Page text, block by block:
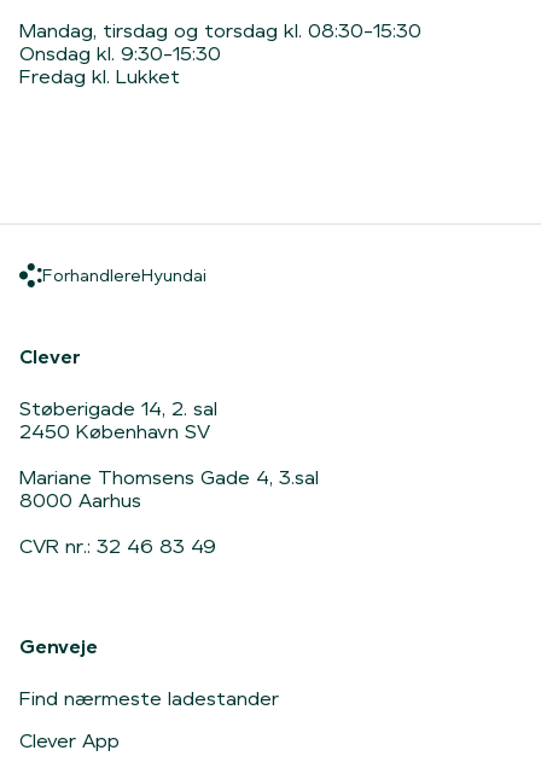
Mandag, tirsdag og torsdag kl. 08:30-15:30
Onsdag kl. 9:30-15:30
Fredag kl. Lukket
ForhandlereForhandlere
Hyundai
Clever
Støberigade 14, 2. sal
2450 København SV
Mariane Thomsens Gade 4, 3.sal
8000 Aarhus
CVR nr.: 32 46 83 49
Genveje
Find nærmeste ladestander
Clever App